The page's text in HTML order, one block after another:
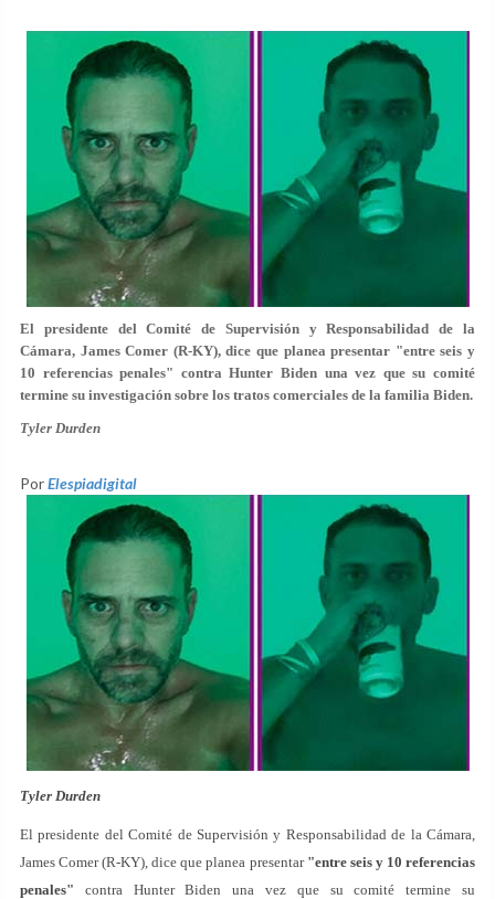
El presidente del Comité de Supervisión y Responsabilidad de la
Cámara, James Comer (R-KY), dice que planea presentar "entre seis y
10 referencias penales" contra Hunter Biden una vez que su comité
termine su investigación sobre los tratos comerciales de la familia Biden.
Tyler Durden
PorElespiadigital
Tyler Durden
El presidente del Comité de Supervisión y Responsabilidad de la Cámara,
James Comer (R-KY), dice que planea presentar "entre seis y 10 referencias
penales" contra Hunter Biden una vez que su comité termine su